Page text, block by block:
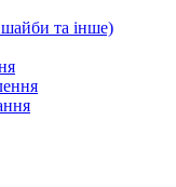
та інше)